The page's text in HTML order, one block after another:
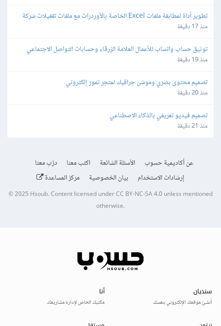
شحن
منذ 17 دقيقة
توثيق حساب واتساب للأعمال العلامة الزرقاء وحسابات التواصل الاجتماعي
منذ 19 دقيقة
تصميم محتوى بصري وموشن جرافيك لمتجر تمور إلكتروني
منذ 20 دقيقة
تصميم فيديو تعريفي بالذكاء الاصطناعي
منذ 21 دقيقة
عن أكاديمية حسوب الأسئلة الشائعة اكتب معنا
درّب معنا
إرشادات الاستخدام
بيان الخصوصية مركز المساعدة
© 2025 Hsoub.Content licensed underCC BY-NC-SA 4.0unless mentioned
otherwise.